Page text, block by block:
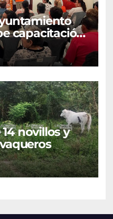
capacitación
novillos y